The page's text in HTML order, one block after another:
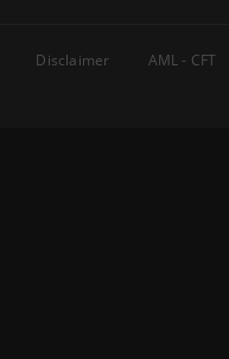
Disclaimer AML - CFT